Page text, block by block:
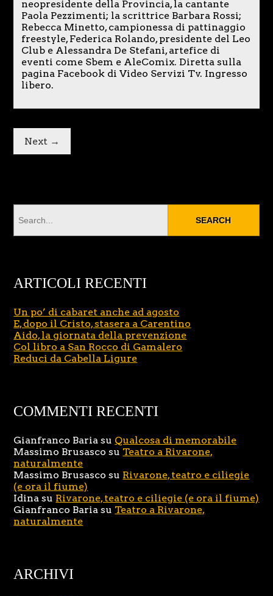
neopresidente della Provincia, la cantante
Paola Pezzimenti; la scrittrice Barbara Rossi;
Rebecca Minetto, campionessa di pattinaggio
freestyle, Federica Rolando, presidente del Leo
Club e Alessandra De Stefani, artefice di
eventi come Sbem e AleComix. Diretta sulla
pagina Facebook di Video Servizi Tv. Ingresso
libero.
Next →
ARTICOLI RECENTI
Un po’ di cabaret anche ad agosto
E, dopo il Cristo, stasera a Carentino
Aido, la giornata della prevenzione
Col libro a San Rocco di Gamalero
Reduci da Cabella Ligure
COMMENTI RECENTI
Gianfranco Baria su Qualcosa di memorabile
Massimo Brusasco su Teatro a Rivarone,
naturalmente
Massimo Brusasco su Rivarone, teatro e ciliegie
(e ora il fiume)
Idina su Rivarone, teatro e ciliegie (e ora il fiume)
Gianfranco Baria su Teatro a Rivarone,
naturalmente
ARCHIVI